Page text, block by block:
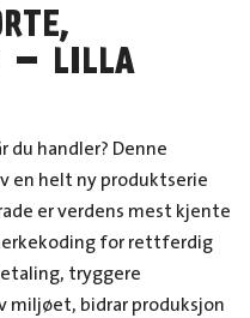
– LILLA
du handler? Denne
en helt ny produktserie
er verdens mest kjente
for rettferdig
tryggere
miljøet, bidrar produksjon